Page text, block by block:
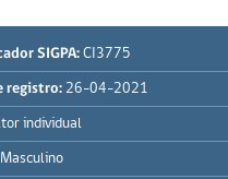
SIGPA: CI3775
registro: 26-04-2021
individual
Masculino